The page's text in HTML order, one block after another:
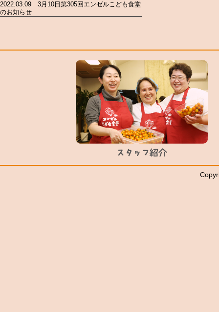
2022.03.09 3月10日第305回エンゼルこども食堂
のお知らせ